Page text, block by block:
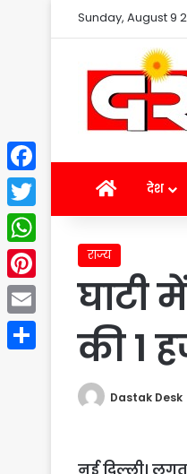
Sunday, August 9
Homeदेश
राज्य
घाटी
की 1
Dastak Desk
Facebook
Twitter
WhatsApp
Pinterest
Email